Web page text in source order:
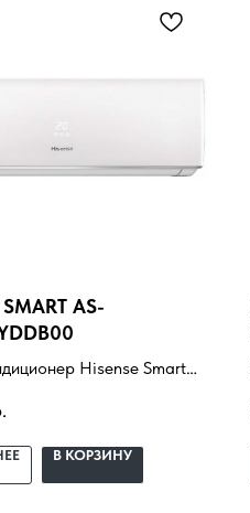
SMART AS-
Hisense Smart
под помещение,
В КОРЗИНУ